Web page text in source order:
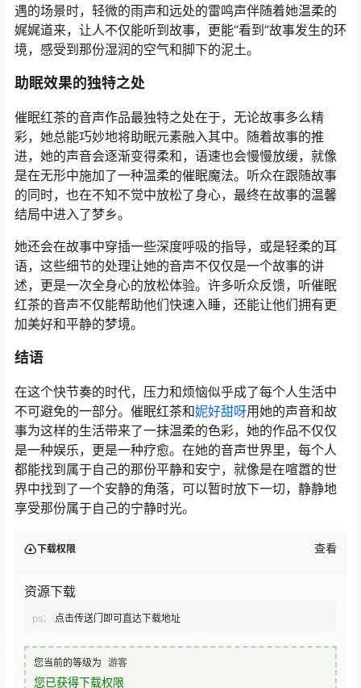
遇的场景时，轻微的雨声和远处的雷鸣声伴随着她温柔的
娓娓道来，让人不仅能听到故事，更能“看到”故事发生的环
境，感受到那份湿润的空气和脚下的泥土。
助眠效果的独特之处
催眠红茶的音声作品最独特之处在于，无论故事多么精
彩，她总能巧妙地将助眠元素融入其中。随着故事的推
进，她的声音会逐渐变得柔和，语速也会慢慢放缓，就像
是在无形中施加了一种温柔的催眠魔法。听众在跟随故事
的同时，也在不知不觉中放松了身心，最终在故事的温馨
结局中进入了梦乡。
她还会在故事中穿插一些深度呼吸的指导，或是轻柔的耳
语，这些细节的处理让她的音声不仅仅是一个故事的讲
述，更是一次全身心的放松体验。许多听众反馈，听催眠
红茶的音声不仅能帮助他们快速入睡，还能让他们拥有更
加美好和平静的梦境。
结语
在这个快节奏的时代，压力和烦恼似乎成了每个人生活中
不可避免的一部分。催眠红茶和妮好甜呀用她的声音和故
事为这样的生活带来了一抹温柔的色彩，她的作品不仅仅
是一种娱乐，更是一种疗愈。在她的音声世界里，每个人
都能找到属于自己的那份平静和安宁，就像是在喧嚣的世
界中找到了一个安静的角落，可以暂时放下一切，静静地
享受那份属于自己的宁静时光。
下载权限 查看
资源下载
ps： 点击传送门即可直达下载地址
您当前的等级为 游客
您已获得下载权限